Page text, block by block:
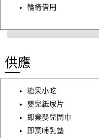
輪椅借用
供應
糖果小吃
嬰兒紙尿片
即棄嬰兒圍巾
即棄哺乳墊